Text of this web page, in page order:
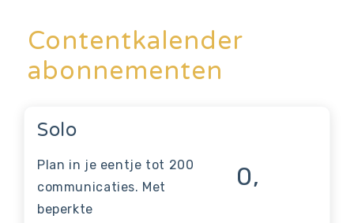
Contentkalender
abonnementen
Solo
Plan in je eentje tot 200
communicaties. Met
beperkte
0,